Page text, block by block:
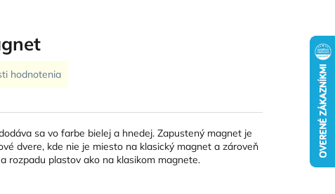
sa vo farbe bielej a hnedej. Zapustený magnet je
dvere, kde nie je miesto na klasický magnet a zároveň
rozpadu plastov ako na klasikom magnete.
hodnotenia